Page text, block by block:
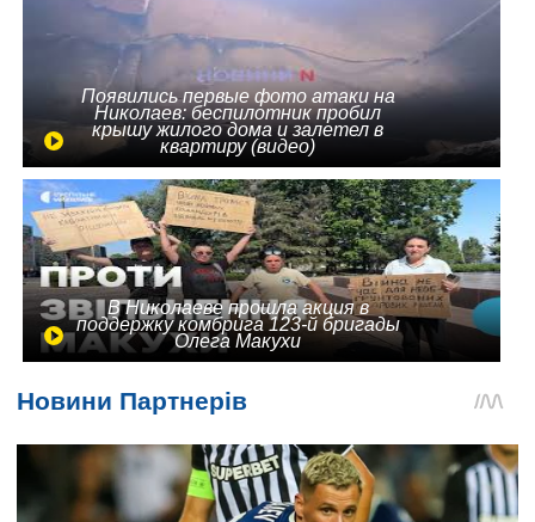
Появились первые фото атаки на
Николаев: беспилотник пробил
крышу жилого дома и залетел в
квартиру (видео)
В Николаеве прошла акция в
поддержку комбрига 123-й бригады
Олега Макухи